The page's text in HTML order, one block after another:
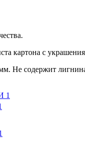
картона с
Не содержит